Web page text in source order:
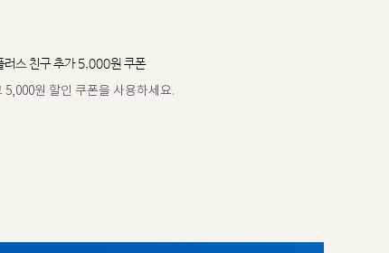
러스 친구 추가 5,000원 쿠폰
5,000원 할인 쿠폰을 사용하세요.